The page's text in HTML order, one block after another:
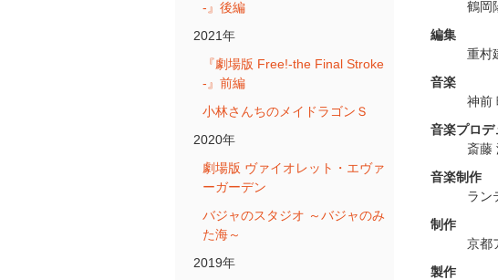
-』後編
2021年
『劇場版 Free!-the Final Stroke
-』前編
小林さんちのメイドラゴンＳ
2020年
劇場版 ヴァイオレット・エヴァ
ーガーデン
バジャのスタジオ ～バジャのみ
た海～
2019年
鶴岡
編集
重村
音楽
神前
音楽プロデ
斎藤
音楽制作
ラン
制作
京都
製作